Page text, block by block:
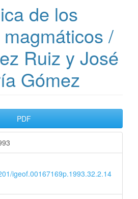
de los
/
Ruiz y José
Gómez
PDF
igeof.00167169p.1993.32.2.14